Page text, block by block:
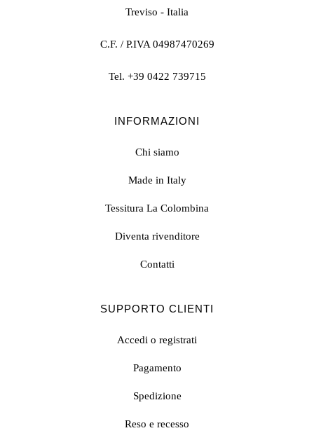
Treviso - Italia
C.F. / P.IVA 04987470269
Tel. +39 0422 739715
INFORMAZIONI
Chi siamo
Made in Italy
Tessitura La Colombina
Diventa rivenditore
Contatti
SUPPORTO CLIENTI
Accedi o registrati
Pagamento
Spedizione
Reso e recesso